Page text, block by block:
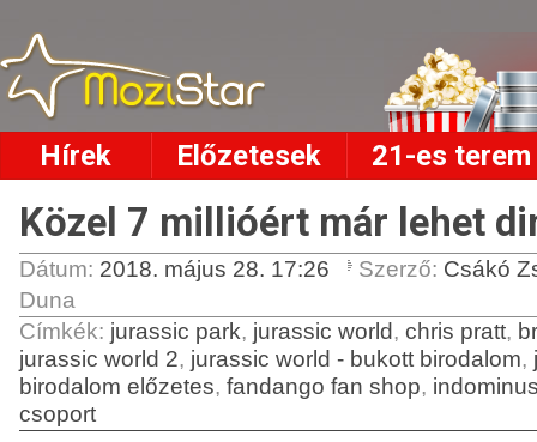
Hírek Előzetesek 21-es terem
Közel 7 millióért már lehet
Dátum: 2018. május 28. 17:26 Szerző: Csákó
Duna
Címkék: jurassic park, jurassic world, chris pratt,
jurassic world 2, jurassic world - bukott birodalom,
birodalom előzetes, fandango fan shop,
csoport